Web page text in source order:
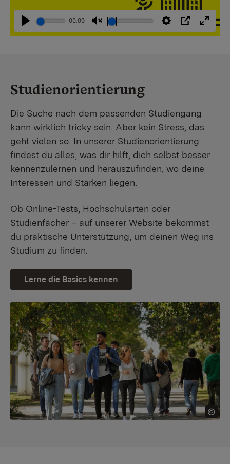
Abspielen
00:09
StummschaltungEinstellungen
PIP
Studienorientierung
Die Suche nach dem passenden Studiengang
kann wirklich tricky sein. Aber kein Stress, das
geht vielen so. In unserer Studienorientierung
findest du alles, was dir hilft, dich selbst besser
kennenzulernen und herauszufinden, wo deine
Interessen und Stärken liegen.
Ob Online-Tests, Hochschularten oder
Studienfächer – auf unserer Website bekommst
du praktische Unterstützung, um deinen Weg ins
Studium zu finden.
Lerne die Basics kennen